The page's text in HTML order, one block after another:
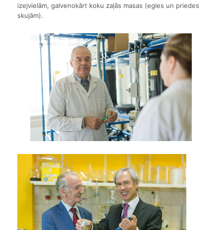
izejvielām, galvenokārt koku zaļās masas (egles un priedes
skujām).